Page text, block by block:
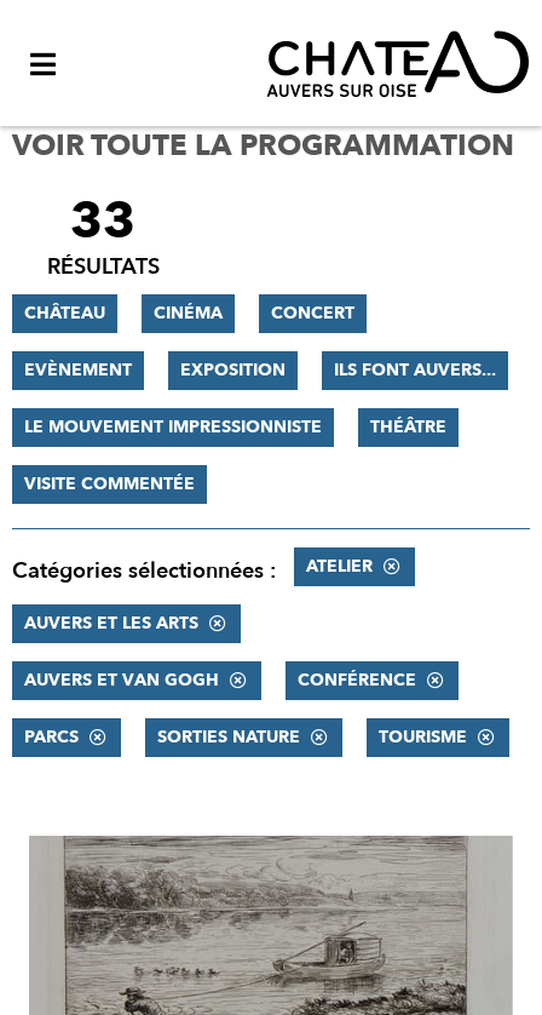
VOIR TOUTE LA PROGRAMMATION
FILTRER
RÉSULTATS
33
RÉSULTATS
CHÂTEAU CINÉMA CONCERT
EVÈNEMENT EXPOSITION ILS FONT AUVERS...
LE MOUVEMENT IMPRESSIONNISTE THÉÂTRE
VISITE COMMENTÉE
Catégories sélectionnées : ATELIER
AUVERS ET LES ARTS
AUVERS ET VAN GOGH CONFÉRENCE
PARCS SORTIES NATURE TOURISME
RÉSULTATS